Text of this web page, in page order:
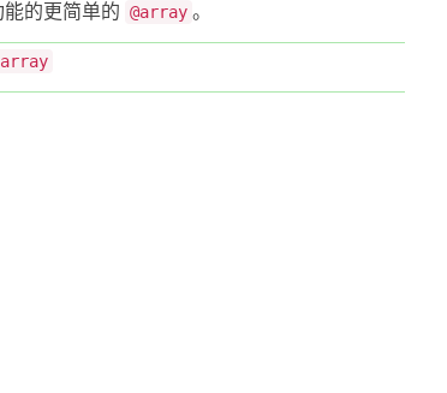
的更简单的 @array 。